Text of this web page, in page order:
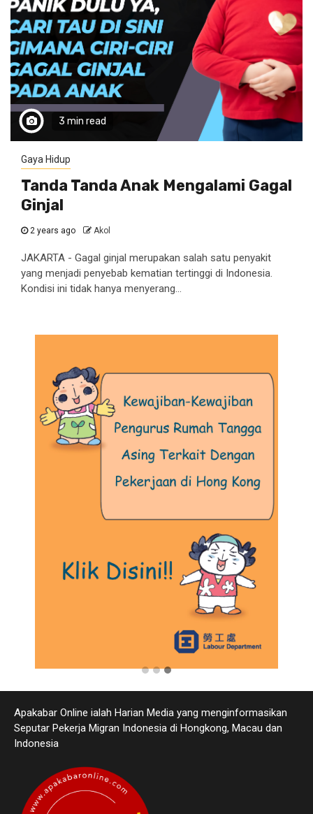
3 min read
Gaya Hidup
Tanda Tanda Anak Mengalami Gagal
Ginjal
2 years ago Akol
JAKARTA - Gagal ginjal merupakan salah satu penyakit
yang menjadi penyebab kematian tertinggi di Indonesia.
Kondisi ini tidak hanya menyerang...
Apakabar Online ialah Harian Media yang menginformasikan
Seputar Pekerja Migran Indonesia di Hongkong, Macau dan
Indonesia